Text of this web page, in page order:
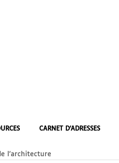
CARNET D’ADRESSES
l’architecture